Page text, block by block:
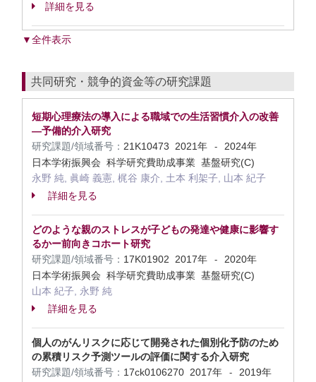
詳細を見る
▼全件表示
共同研究・競争的資金等の研究課題
短期心理療法の導入による職域での生活習慣介入の改善
―予備的介入研究
研究課題/領域番号： 21K10473 2021年 -
2024年
日本学術振興会 科学研究費助成事業 基盤研究(C)
永野 純, 眞崎 義憲, 梶谷 康介, 土本 利架子, 山本 紀子
詳細を見る
どのような親のストレスが子どもの発達や健康に影響す
るかー前向きコホート研究
研究課題/領域番号： 17K01902 2017年 -
2020年
日本学術振興会 科学研究費助成事業 基盤研究(C)
山本 紀子, 永野 純
詳細を見る
個人のがんリスクに応じて開発された個別化予防のため
の累積リスク予測ツールの評価に関する介入研究
研究課題/領域番号： 17ck0106270 2017年 -
2019年